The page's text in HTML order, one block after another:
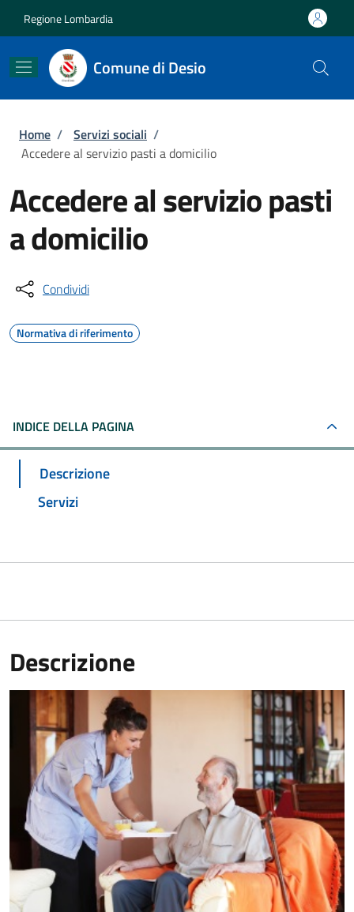
Regione Lombardia
Comune di Desio
Briciole di pane
Home / Servizi sociali /
Accedere al servizio pasti a domicilio
Accedere al servizio pasti
a domicilio
Condividi
Normativa di riferimento
INDICE DELLA PAGINA
Descrizione
Servizi
Descrizione